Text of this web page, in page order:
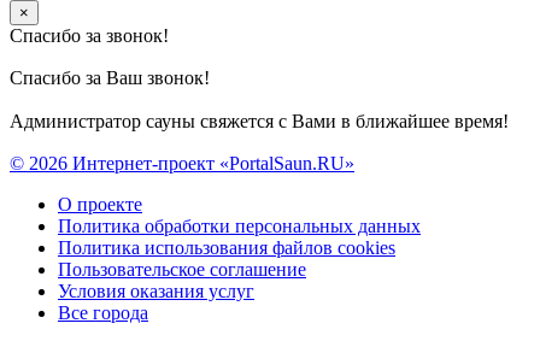
×
Спасибо за звонок!
Спасибо за Ваш звонок!
Администратор сауны свяжется с Вами в ближайшее время!
© 2026 Интернет-проект «PortalSaun.RU»
О проекте
Политика обработки персональных данных
Политика использования файлов cookies
Пользовательское соглашение
Условия оказания услуг
Все города